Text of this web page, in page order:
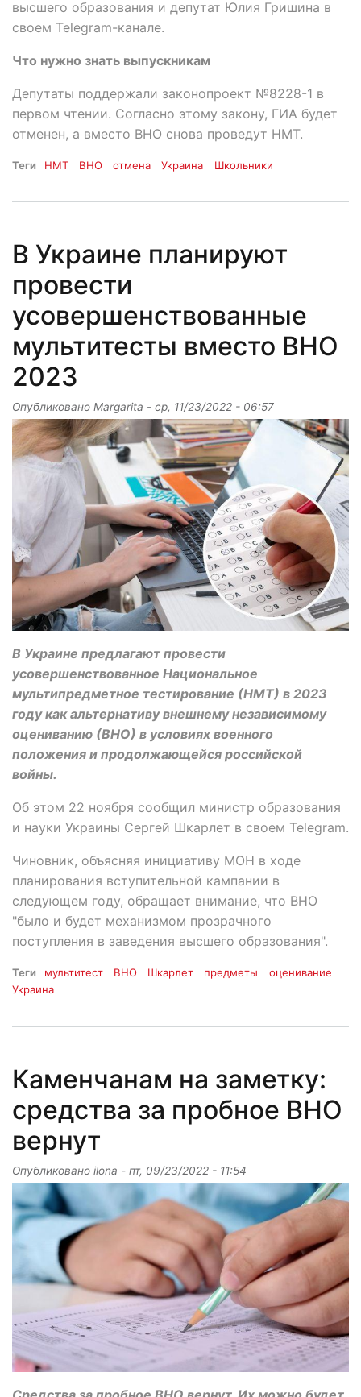
высшего образования и депутат Юлия Гришина в
своем Telegram-канале.
Что нужно знать выпускникам
Депутаты поддержали законопроект №8228-1 в
первом чтении. Согласно этому закону, ГИА будет
отменен, а вместо ВНО снова проведут НМТ.
Теги НМТ ВНО отмена Украина Школьники
В Украине планируют
провести
усовершенствованные
мультитесты вместо ВНО
2023
Опубликовано Margarita - ср, 11/23/2022 - 06:57
В Украине предлагают провести
усовершенствованное Национальное
мультипредметное тестирование (НМТ) в 2023
году как альтернативу внешнему независимому
оцениванию (ВНО) в условиях военного
положения и продолжающейся российской
войны.
Об этом 22 ноября сообщил министр образования
и науки Украины Сергей Шкарлет в своем Telegram.
Чиновник, объясняя инициативу МОН в ходе
планирования вступительной кампании в
следующем году, обращает внимание, что ВНО
"было и будет механизмом прозрачного
поступления в заведения высшего образования".
Теги мультитест ВНО Шкарлет предметы
оценивание
Украина
Каменчанам на заметку:
средства за пробное ВНО
вернут
Опубликовано ilona - пт, 09/23/2022 - 11:54